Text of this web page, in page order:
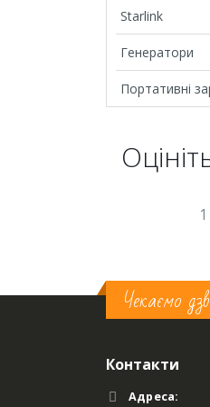
Starlink
Генератори
Портативні
Чекаємо
Контакти
Адреса: